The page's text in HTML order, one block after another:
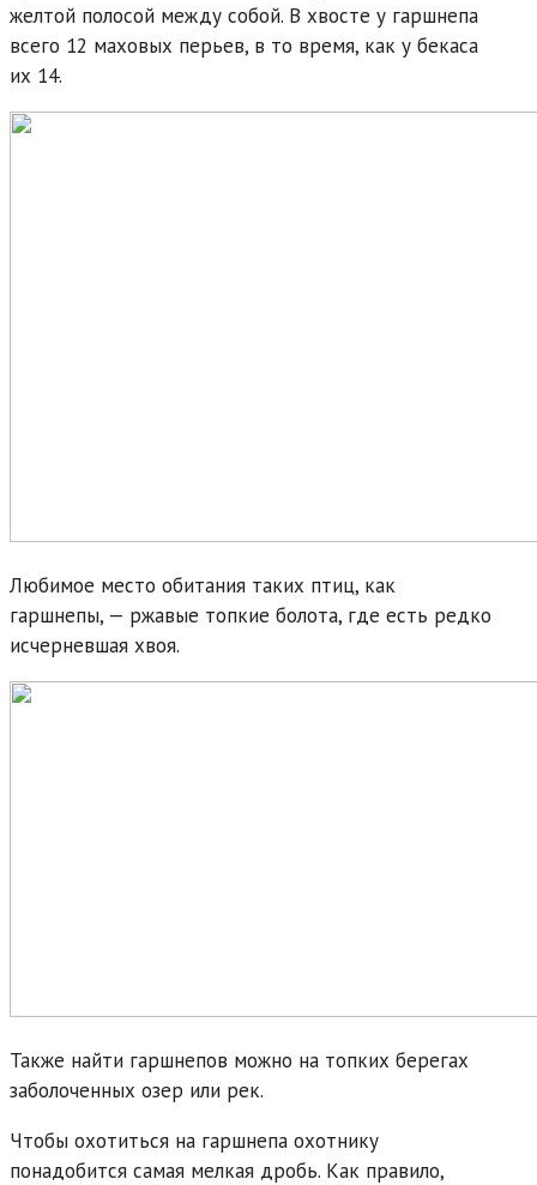
желтой полосой между собой. В хвосте у гаршнепа
всего 12 маховых перьев, в то время, как у бекаса
их 14.
Любимое место обитания таких птиц, как
гаршнепы, — ржавые топкие болота, где есть редко
исчерневшая хвоя.
Также найти гаршнепов можно на топких берегах
заболоченных озер или рек.
Чтобы охотиться на гаршнепа охотнику
понадобится самая мелкая дробь. Как правило,